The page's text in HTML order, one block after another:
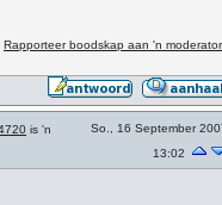
Rapporteer boodskap aan 'n moderator
is 'n
So., 16 September
13:02